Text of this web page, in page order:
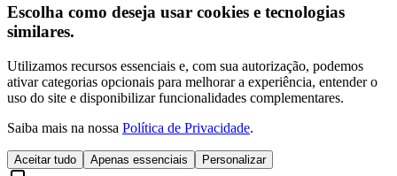
Escolha como deseja usar cookies e tecnologias
similares.
Utilizamos recursos essenciais e, com sua autorização, podemos
ativar categorias opcionais para melhorar a experiência, entender o
uso do site e disponibilizar funcionalidades complementares.
Saiba mais na nossa Política de Privacidade.
Aceitar tudo Apenas essenciais Personalizar